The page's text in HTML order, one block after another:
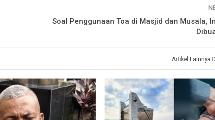
Soal Penggunaan Toa di Masjid dan Musala,
Artikel Lainnya